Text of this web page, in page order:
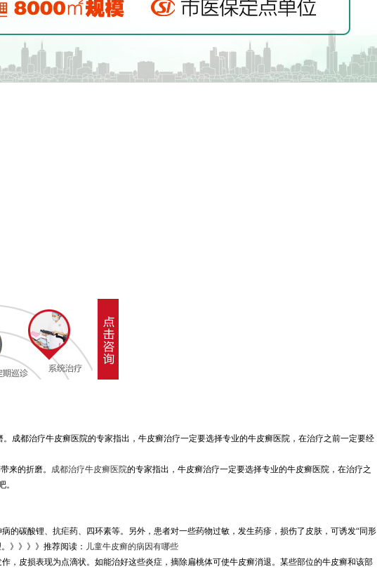
成都治疗牛皮癣医院的专家指出，牛皮癣治疗一定要选择专业的牛皮癣医院，在治疗之前一定要经
来的折磨。 成都治疗牛皮癣医院的专家指出，牛皮癣治疗一定要选择专业的牛皮癣医院，在治疗之
。
碳酸锂、抗疟药、四环素等。另外，患者对一些药物过敏，发生药疹，损伤了皮肤，可诱发“同形
》》》》推荐阅读： 儿童牛皮癣的病因有哪些
，皮损表现为点滴状。如能治好这些炎症，摘除扁桃体可使牛皮癣消退。某些部位的牛皮癣和该部